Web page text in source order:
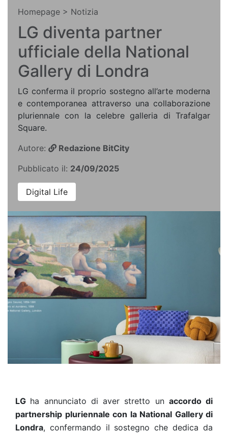
Homepage > Notizia
LG diventa partner
ufficiale della National
Gallery di Londra
LG conferma il proprio sostegno all’arte moderna
e contemporanea attraverso una collaborazione
pluriennale con la celebre galleria di Trafalgar
Square.
Autore:
Redazione BitCity
Pubblicato il: 24/09/2025
Digital Life
LG ha annunciato di aver stretto un accordo di
partnership pluriennale con la National Gallery di
Londra, confermando il sostegno che dedica da